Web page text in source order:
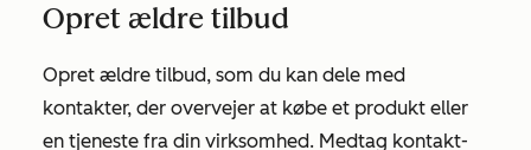
Opret ældre tilbud
Opret ældre tilbud, som du kan dele med
kontakter, der overvejer at købe et produkt eller
en tjeneste fra din virksomhed. Medtag kontakt-